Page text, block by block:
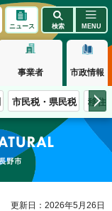
ニュース 検索 MENU
事業者 市政情報
市民税・県民税 移住
長野市
更新日：2026年5月26日